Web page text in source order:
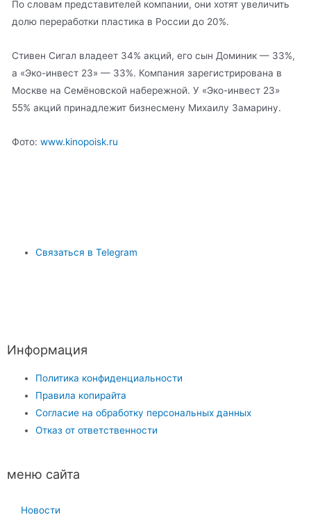
По словам представителей компании, они хотят увеличить
долю переработки пластика в России до 20%.
Стивен Сигал владеет 34% акций, его сын Доминик — 33%,
а «Эко-инвест 23» — 33%. Компания зарегистрирована в
Москве на Семёновской набережной. У «Эко-инвест 23»
55% акций принадлежит бизнесмену Михаилу Замарину.
Фото:www.kinopoisk.ru
Связаться в Telegram
Информация
Политика конфиденциальности
Правила копирайта
Согласие на обработку персональных данных
Отказ от ответственности
меню сайта
Новости